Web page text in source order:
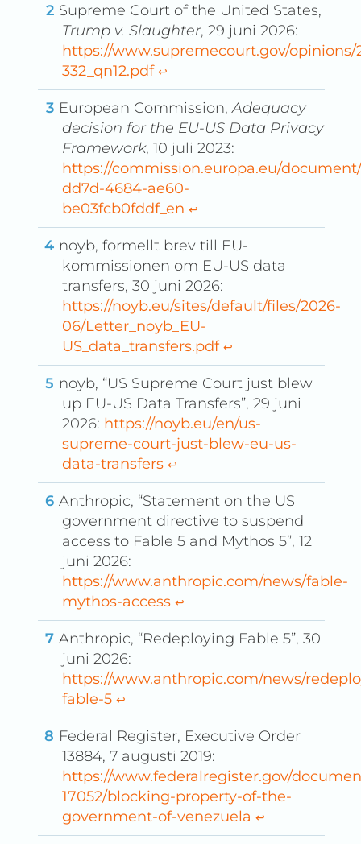
Supreme Court of the United States,
Trump v. Slaughter, 29 juni 2026:
https://www.supremecourt.gov/opinions/
332_qn12.pdf ↩︎
European Commission,Adequacy
decision for the EU-US Data Privacy
Framework, 10 juli 2023:
https://commission.europa.eu/
dd7d-4684-ae60-
be03fcb0fddf_en ↩︎
noyb, formellt brev till EU-
kommissionen om EU-US data
transfers, 30 juni 2026:
https://noyb.eu/sites/default/files/2026-
06/Letter_noyb_EU-
US_data_transfers.pdf ↩︎
noyb, “US Supreme Court just blew
up EU-US Data Transfers”, 29 juni
2026: https://noyb.eu/en/us-
supreme-court-just-blew-eu-us-
data-transfers ↩︎
Anthropic, “Statement on the US
government directive to suspend
access to Fable 5 and Mythos 5”, 12
juni 2026:
https://www.anthropic.com/news/fable-
mythos-access ↩︎
Anthropic, “Redeploying Fable 5”, 30
juni 2026:
https://www.anthropic.com/news/
fable-5 ↩︎
Federal Register, Executive Order
13884, 7 augusti 2019:
https://www.federalregister.gov/
17052/blocking-property-of-the-
government-of-venezuela ↩︎